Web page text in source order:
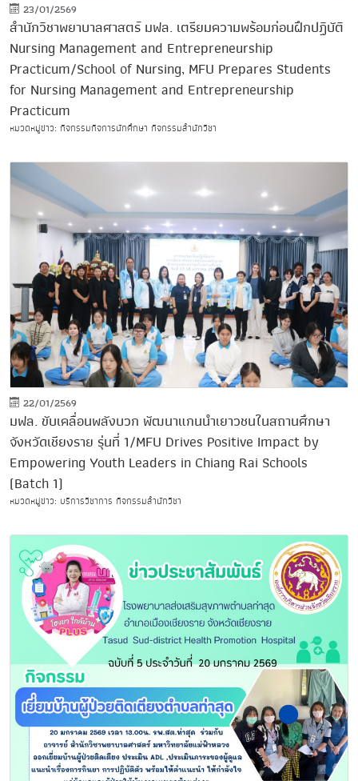
23/01/2569
สำนักวิชาพยาบาลศาสตร์ มฟล. เตรียมความพร้อมก่อนฝึกปฏิบัติ
Nursing Management and Entrepreneurship
Practicum/School of Nursing, MFU Prepares Students
for Nursing Management and Entrepreneurship
Practicum
หมวดหมู่ข่าว: กิจกรรมกิจการนักศึกษา กิจกรรมสำนักวิชา
22/01/2569
มฟล. ขับเคลื่อนพลังบวก พัฒนาแกนนำเยาวชนในสถานศึกษา
จังหวัดเชียงราย รุ่นที่ 1/MFU Drives Positive Impact by
Empowering Youth Leaders in Chiang Rai Schools
(Batch 1)
หมวดหมู่ข่าว: บริการวิชาการ กิจกรรมสำนักวิชา